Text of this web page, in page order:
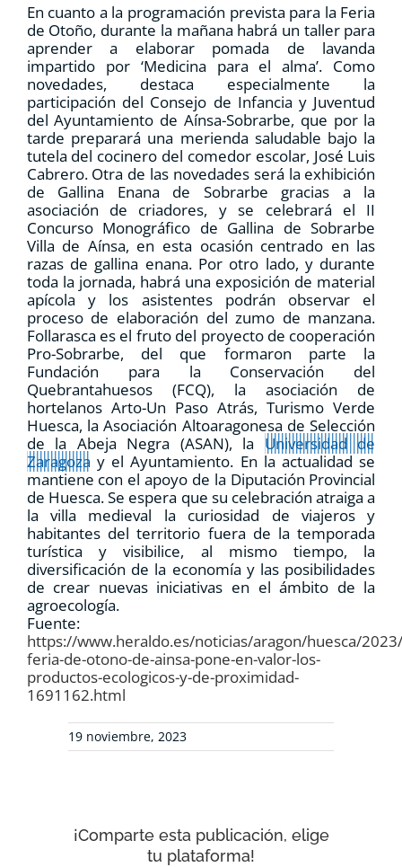
En cuanto a la programación prevista para la Feria
de Otoño, durante la mañana habrá un taller para
aprender a elaborar pomada de lavanda
impartido por ‘Medicina para el alma’. Como
novedades, destaca especialmente la
participación del Consejo de Infancia y Juventud
del Ayuntamiento de Aínsa-Sobrarbe, que por la
tarde preparará una merienda saludable bajo la
tutela del cocinero del comedor escolar, José Luis
Cabrero.Otra de las novedades será la exhibición
de Gallina Enana de Sobrarbe gracias a la
asociación de criadores, y se celebrará el II
Concurso Monográfico de Gallina de Sobrarbe
Villa de Aínsa, en esta ocasión centrado en las
razas de gallina enana. Por otro lado, y durante
toda la jornada, habrá una exposición de material
apícola y los asistentes podrán observar el
proceso de elaboración del zumo de manzana.
Follarasca es el fruto del proyecto de cooperación
Pro-Sobrarbe, del que formaron parte la
Fundación para la Conservación del
Quebrantahuesos (FCQ), la asociación de
hortelanos Arto-Un Paso Atrás, Turismo Verde
Huesca, la Asociación Altoaragonesa de Selección
de la Abeja Negra (ASAN), la Universidad de
Zaragoza y el Ayuntamiento. En la actualidad se
mantiene con el apoyo de la Diputación Provincial
de Huesca. Se espera que su celebración atraiga a
la villa medieval la curiosidad de viajeros y
habitantes del territorio fuera de la temporada
turística y visibilice, al mismo tiempo, la
diversificación de la economía y las posibilidades
de crear nuevas iniciativas en el ámbito de la
agroecología.
Fuente:
https://www.heraldo.es/noticias/aragon/huesca/
feria-de-otono-de-ainsa-pone-en-valor-los-
productos-ecologicos-y-de-proximidad-
1691162.html
19 noviembre, 2023
¡Comparte esta publicación, elige
tu plataforma!